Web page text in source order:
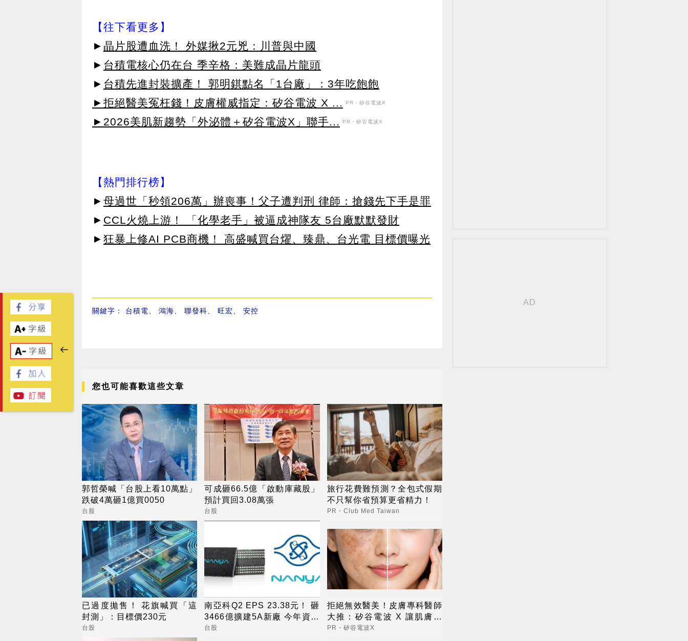
【往下看更多】
► 晶片股遭血洗！ 外媒揪2元兇：川普與中國
► 台積電核心仍在台 季辛格：美難成晶片龍頭
► 台積先進封裝擴產！ 郭明錤點名「1台廠」：3年吃飽飽
►拒絕醫美冤枉錢！皮膚權威指定：矽谷電波 X ...
PR・矽谷電波X
►2026美肌新趨勢「外泌體＋矽谷電波X」聯手... PR・矽谷電波X
【熱門排行榜】
► 母過世「秒領206萬」辦喪事！父子遭判刑 律師：搶錢先下手是罪
► CCL火燒上游！ 「化學老手」被逼成神隊友 5台廠默默發財
► 狂暴上修AI PCB商機！ 高盛喊買台燿、臻鼎、台光電 目標價曝光
關鍵字： 台積電 鴻海 聯發科 旺宏 安控
您也可能喜歡這些文章
郭哲榮喊「台股上看10萬點」
跌破4萬砸1億買0050
台股
可成砸66.5億「啟動庫藏股」
預計買回3.08萬張
台股
旅行花費難預測？全包式假期
不只幫你省預算更省精力！
PR・Club Med Taiwan
已過度拋售！ 花旗喊買「這
封測」：目標價230元
台股
南亞科Q2 EPS 23.38元！ 砸
3466億擴建5A新廠 今年資本
支出增至697億
台股
拒絕無效醫美！皮膚專科醫師
大推：矽谷電波 X 讓肌膚由
內而外更強韌
PR・矽谷電波X